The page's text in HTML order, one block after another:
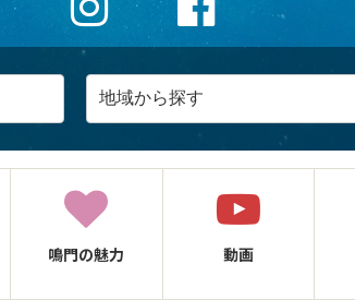
鳴門の魅力 動画